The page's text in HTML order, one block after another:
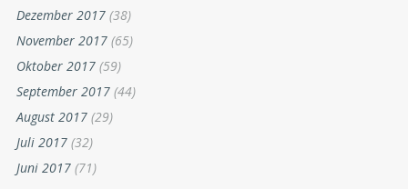
Dezember 2017 (38)
November 2017 (65)
Oktober 2017 (59)
September 2017 (44)
August 2017 (29)
Juli 2017 (32)
Juni 2017 (71)